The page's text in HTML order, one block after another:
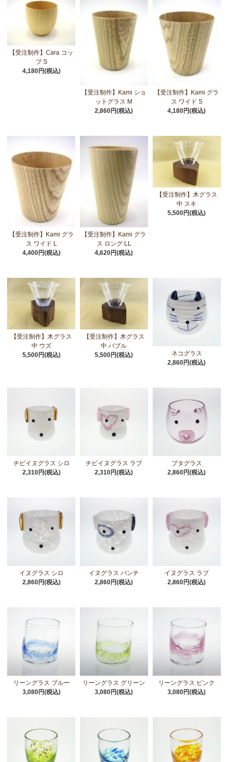
【受注制作】Cara コッ
プ S
4,180円(税込)
【受注制作】Kami ショ
ットグラス M
2,860円(税込)
【受注制作】Kami グラ
ス ワイド S
4,180円(税込)
【受注制作】Kami グラ
ス ワイド L
4,400円(税込)
【受注制作】Kami グラ
ス ロング LL
4,620円(税込)
【受注制作】木グラス
中 スキ
5,500円(税込)
【受注制作】木グラス
中 ウズ
5,500円(税込)
【受注制作】木グラス
中 バブル
5,500円(税込)
ネコグラス
2,860円(税込)
チビイヌグラス シロ
2,310円(税込)
チビイヌグラス ラブ
2,310円(税込)
ブタグラス
2,860円(税込)
イヌグラス シロ
2,860円(税込)
イヌグラス パンチ
2,860円(税込)
イヌグラス ラブ
2,860円(税込)
リーングラス ブルー
3,080円(税込)
リーングラス グリーン
3,080円(税込)
リーングラス ピンク
3,080円(税込)